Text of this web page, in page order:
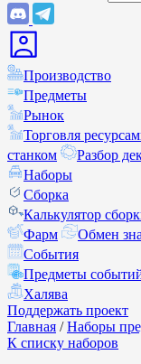
Производство
Предметы
Рынок
Торговля
станком
Разбор
Наборы
Сборка
Калькулятор
Фарм
Обмен
События
Предметы
Халява
Поддержать проект
Главная / Наборы
К списку наборов